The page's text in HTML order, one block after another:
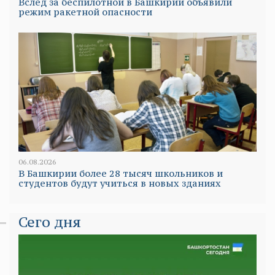
Вслед за беспилотной в Башкирии объявили
режим ракетной опасности
06.08.2026
В Башкирии более 28 тысяч школьников и
студентов будут учиться в новых зданиях
Сего дня